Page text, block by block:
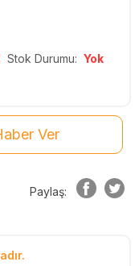
Stok Durumu:Yok
Ver
Paylaş: